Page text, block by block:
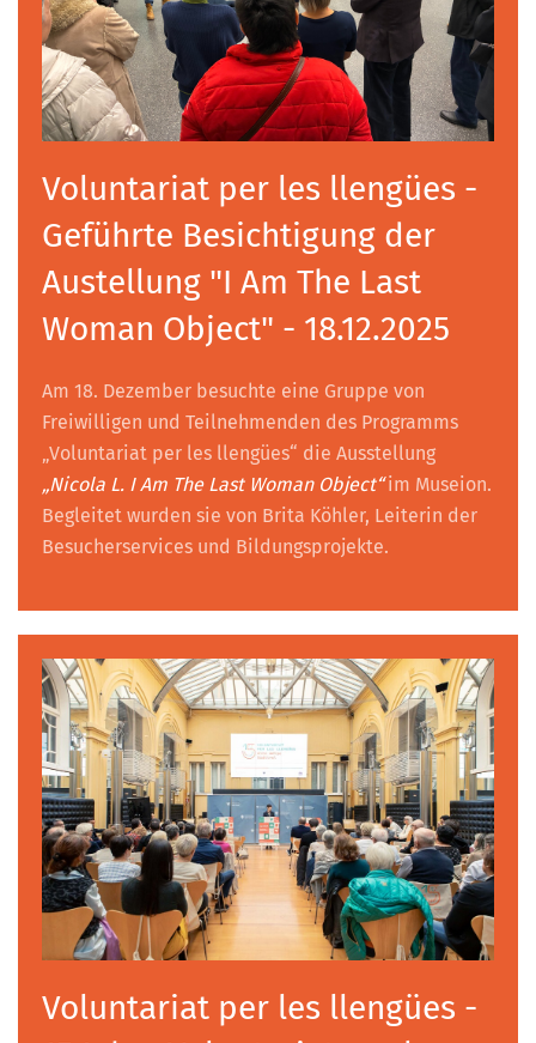
Voluntariat per les llengües -
Geführte Besichtigung der
Austellung "I Am The Last
Woman Object" - 18.12.2025
Am 18. Dezember besuchte eine Gruppe von
Freiwilligen und Teilnehmenden des Programms
„Voluntariat per les llengües“ die Ausstellung
„Nicola L. I Am The Last Woman Object“im Museion.
Begleitet wurden sie von Brita Köhler, Leiterin der
Besucherservices und Bildungsprojekte.
Voluntariat per les llengües -